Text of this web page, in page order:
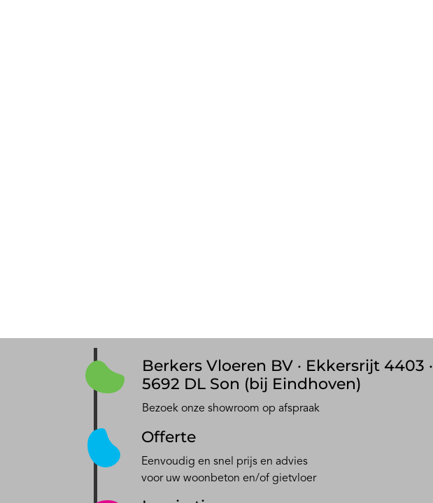
Berkers Vloeren BV · Ekkersrijt 4403 ·
5692 DL Son (bij Eindhoven)
Bezoek onze showroom op afspraak
Offerte
Eenvoudig en snel prijs en advies
voor uw woonbeton en/of gietvloer